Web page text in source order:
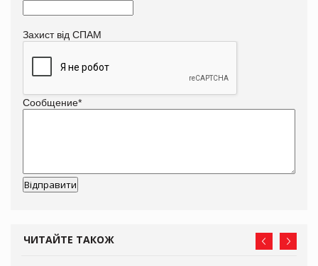
Захист від СПАМ
Сообщение*
ЧИТАЙТЕ ТАКОЖ